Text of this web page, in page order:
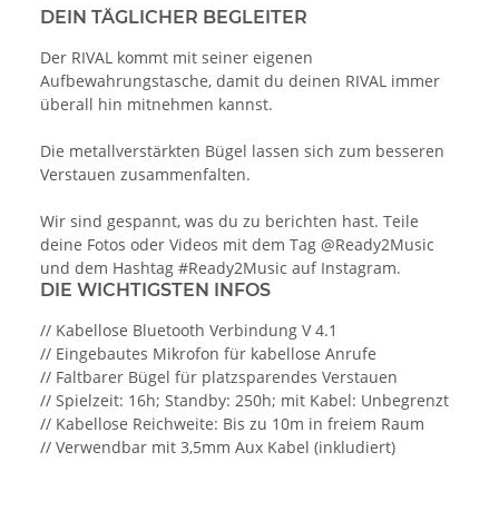
DEIN TÄGLICHER BEGLEITER
Der RIVAL kommt mit seiner eigenen
Aufbewahrungstasche, damit du deinen RIVAL immer
überall hin mitnehmen kannst.
Die metallverstärkten Bügel lassen sich zum besseren
Verstauen zusammenfalten.
Wir sind gespannt, was du zu berichten hast. Teile
deine Fotos oder Videos mit dem Tag @Ready2Music
und dem Hashtag #Ready2Music auf Instagram.
DIE WICHTIGSTEN INFOS
// Kabellose Bluetooth Verbindung V 4.1
// Eingebautes Mikrofon für kabellose Anrufe
// Faltbarer Bügel für platzsparendes Verstauen
// Spielzeit: 16h; Standby: 250h; mit Kabel: Unbegrenzt
// Kabellose Reichweite: Bis zu 10m in freiem Raum
// Verwendbar mit 3,5mm Aux Kabel (inkludiert)